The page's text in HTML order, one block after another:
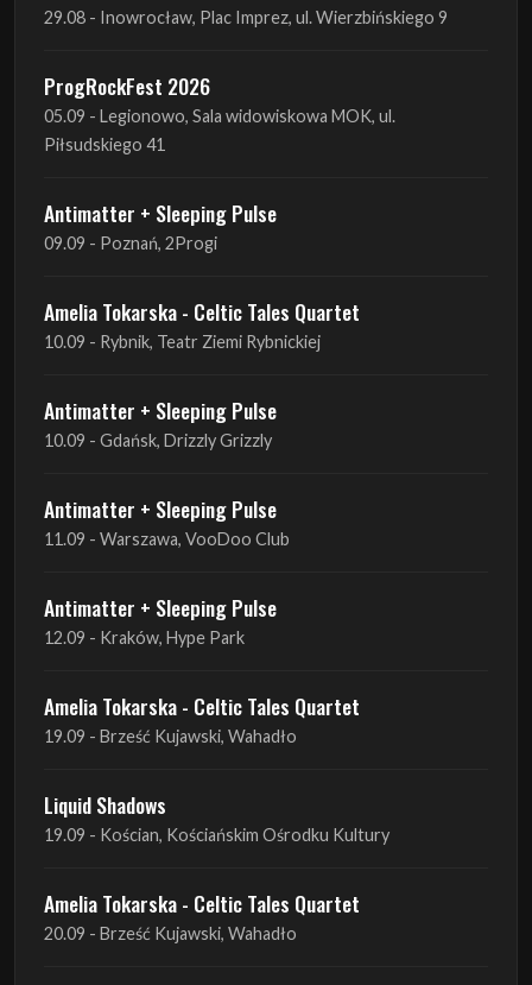
29.08 - Inowrocław, Plac Imprez, ul. Wierzbińskiego 9
ProgRockFest 2026
05.09 - Legionowo, Sala widowiskowa MOK, ul.
Piłsudskiego 41
Antimatter + Sleeping Pulse
09.09 - Poznań, 2Progi
Amelia Tokarska - Celtic Tales Quartet
10.09 - Rybnik, Teatr Ziemi Rybnickiej
Antimatter + Sleeping Pulse
10.09 - Gdańsk, Drizzly Grizzly
Antimatter + Sleeping Pulse
11.09 - Warszawa, VooDoo Club
Antimatter + Sleeping Pulse
12.09 - Kraków, Hype Park
Amelia Tokarska - Celtic Tales Quartet
19.09 - Brześć Kujawski, Wahadło
Liquid Shadows
19.09 - Kościan, Kościańskim Ośrodku Kultury
Amelia Tokarska - Celtic Tales Quartet
20.09 - Brześć Kujawski, Wahadło